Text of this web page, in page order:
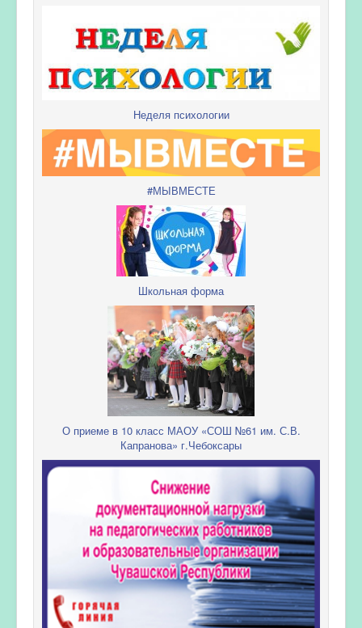
Неделя психологии
#МЫВМЕСТЕ
Школьная форма
О приеме в 10 класс МАОУ «СОШ №61 им. С.В.
Капранова» г.Чебоксары